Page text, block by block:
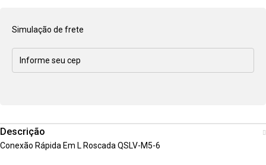
Simulação de frete
Descrição
Conexão Rápida Em L Roscada QSLV-M5-6